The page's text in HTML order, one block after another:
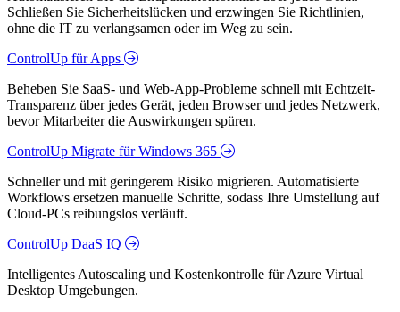
Schließen Sie Sicherheitslücken und erzwingen Sie Richtlinien,
ohne die IT zu verlangsamen oder im Weg zu sein.
ControlUp für Apps
Beheben Sie SaaS- und Web-App-Probleme schnell mit Echtzeit-
Transparenz über jedes Gerät, jeden Browser und jedes Netzwerk,
bevor Mitarbeiter die Auswirkungen spüren.
ControlUp Migrate für Windows 365
Schneller und mit geringerem Risiko migrieren. Automatisierte
Workflows ersetzen manuelle Schritte, sodass Ihre Umstellung auf
Cloud-PCs reibungslos verläuft.
ControlUp DaaS IQ
Intelligentes Autoscaling und Kostenkontrolle für Azure Virtual
Desktop Umgebungen.